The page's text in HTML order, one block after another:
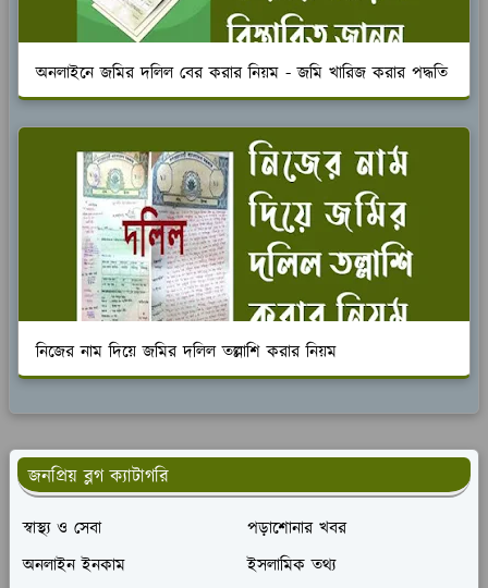
অনলাইনে জমির দলিল বের করার নিয়ম - জমি খারিজ করার পদ্ধতি
নিজের নাম দিয়ে জমির দলিল তল্লাশি করার নিয়ম
জনপ্রিয় ব্লগ ক্যাটাগরি
স্বাস্থ্য ও সেবা
পড়াশোনার খবর
অনলাইন ইনকাম
ইসলামিক তথ্য